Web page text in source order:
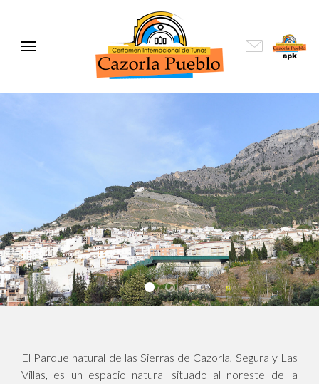
001006
El Parque natural de las Sierras de Cazorla, Segura y Las
Villas, es un espacio natural situado al noreste de la